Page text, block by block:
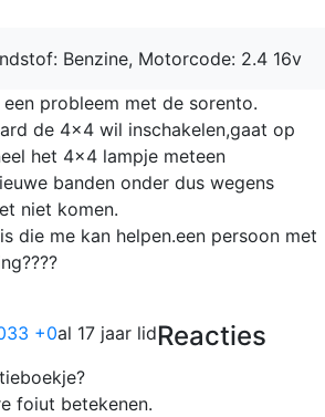
Benzine, Motorcode: 2.4 16v
probleem met de sorento.
de 4x4 wil inschakelen,gaat op
het 4x4 lampje meteen
banden onder dus wegens
niet komen.
die me kan helpen.een persoon met
+0al 17 jaar lidReacties
foiut betekenen.